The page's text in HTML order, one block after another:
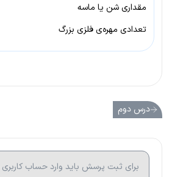
مقداری شن یا ماسه
تعدادی مهره‌ی فلزی بزرگ
درس دوم
برای ثبت پرسش باید وارد حساب